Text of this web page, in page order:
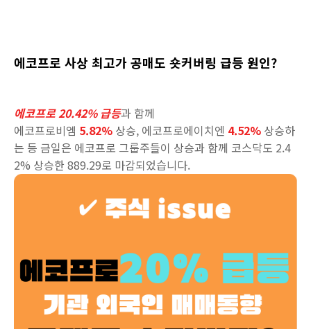
에코프로 사상 최고가 공매도 숏커버링 급등 원인?
에코프로 20.42% 급등과 함께
에코프로비엠 5.82% 상승, 에코프로에이치엔 4.52% 상승하
는 등 금일은 에코프로 그룹주들이 상승과 함께 코스닥도 2.4
2% 상승한 889.29로 마감되었습니다.